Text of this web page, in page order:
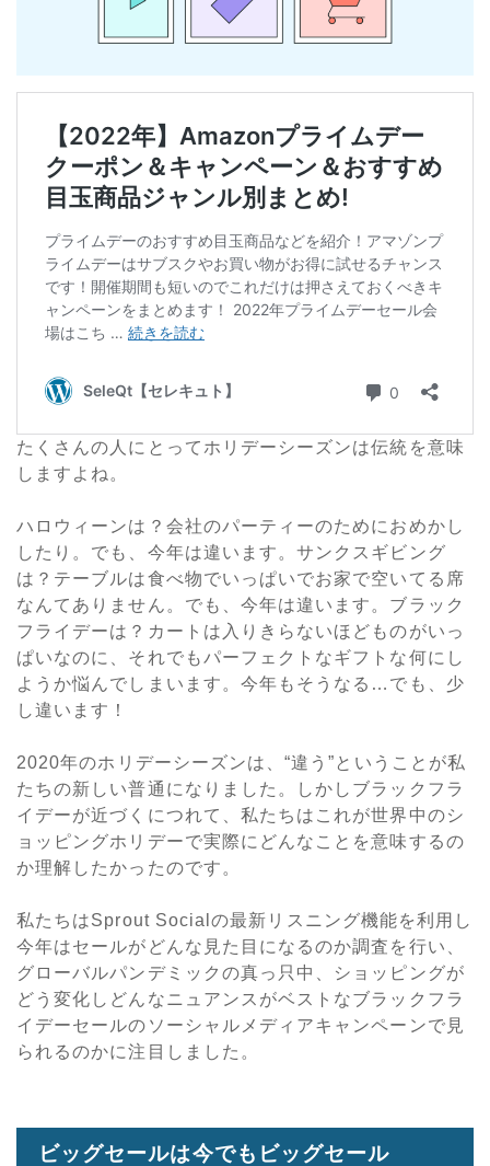
たくさんの人にとってホリデーシーズンは伝統を意味
しますよね。
ハロウィーンは？会社のパーティーのためにおめかし
したり。でも、今年は違います。サンクスギビング
は？テーブルは食べ物でいっぱいでお家で空いてる席
なんてありません。でも、今年は違います。ブラック
フライデーは？カートは入りきらないほどものがいっ
ぱいなのに、それでもパーフェクトなギフトな何にし
ようか悩んでしまいます。今年もそうなる…でも、少
し違います！
2020年のホリデーシーズンは、“違う”ということが私
たちの新しい普通になりました。しかしブラックフラ
イデーが近づくにつれて、私たちはこれが世界中のシ
ョッピングホリデーで実際にどんなことを意味するの
か理解したかったのです。
私たちはSprout Socialの最新リスニング機能を利用し
今年はセールがどんな見た目になるのか調査を行い、
グローバルパンデミックの真っ只中、ショッピングが
どう変化しどんなニュアンスがベストなブラックフラ
イデーセールのソーシャルメディアキャンペーンで見
られるのかに注目しました。
ビッグセールは今でもビッグセール